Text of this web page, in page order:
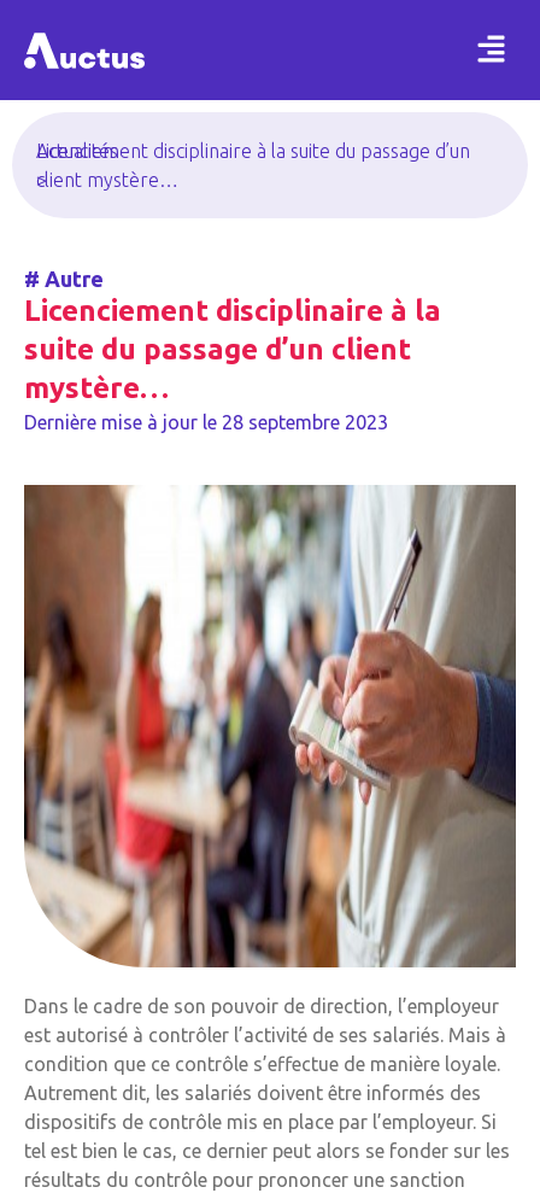
Actualités
>
Licenciement disciplinaire à la suite du passage d’un
client mystère…
# Autre
Licenciement disciplinaire à la
suite du passage d’un client
mystère…
Dernière mise à jour le 28 septembre 2023
Dans le cadre de son pouvoir de direction, l’employeur
est autorisé à contrôler l’activité de ses salariés. Mais à
condition que ce contrôle s’effectue de manière loyale.
Autrement dit, les salariés doivent être informés des
dispositifs de contrôle mis en place par l’employeur. Si
tel est bien le cas, ce dernier peut alors se fonder sur les
résultats du contrôle pour prononcer une sanction